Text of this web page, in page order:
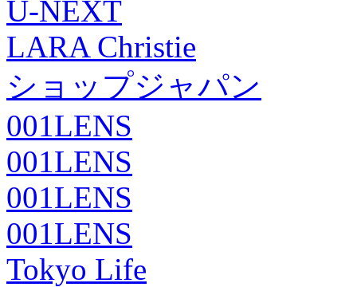
U-NEXT
LARA Christie
ショップジャパン
001LENS
001LENS
001LENS
001LENS
Tokyo Life